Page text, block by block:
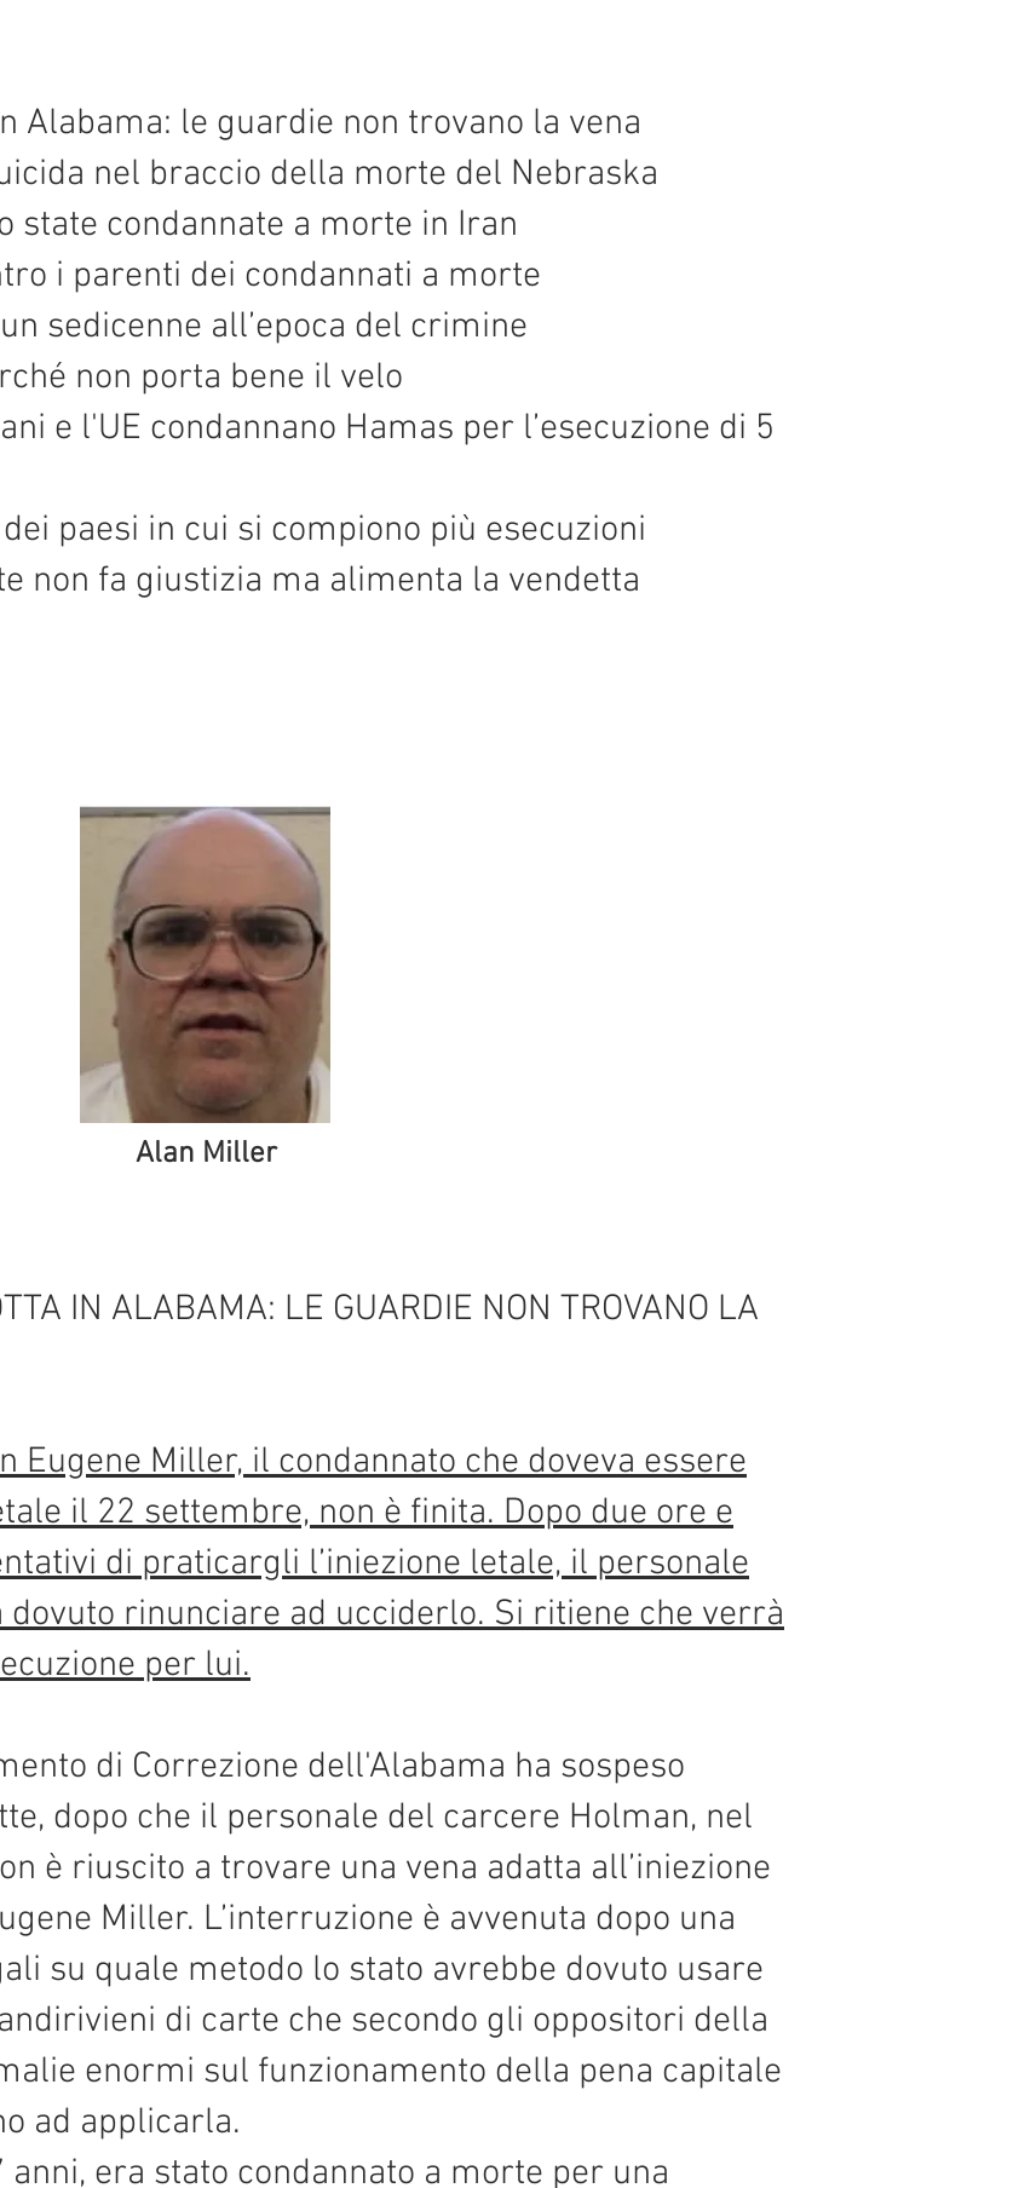
Alabama: le guardie non trovano la vena
nel braccio della morte del Nebraska
state condannate a morte in Iran
i parenti dei condannati a morte
sedicenne all’epoca del crimine
non porta bene il velo
e l'UE condannano Hamas per l’esecuzione di 5
paesi in cui si compiono più esecuzioni
non fa giustizia ma alimenta la vendetta
Alan Miller
IN ALABAMA: LE GUARDIE NON TROVANO LA
Eugene Miller, il condannato che doveva essere
il 22 settembre, non è finita. Dopo due ore e
di praticargli l’iniezione letale, il personale
rinunciare ad ucciderlo. Si ritiene che verrà
per lui.
di Correzione dell'Alabama ha sospeso
dopo che il personale del carcere Holman, nel
è riuscito a trovare una vena adatta all’iniezione
Miller. L’interruzione è avvenuta dopo una
su quale metodo lo stato avrebbe dovuto usare
di carte che secondo gli oppositori della
enormi sul funzionamento della pena capitale
ad applicarla.
era stato condannato a morte per una